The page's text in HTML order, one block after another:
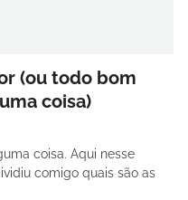
(ou todo bom
coisa)
coisa. Aqui nesse
comigo quais são as